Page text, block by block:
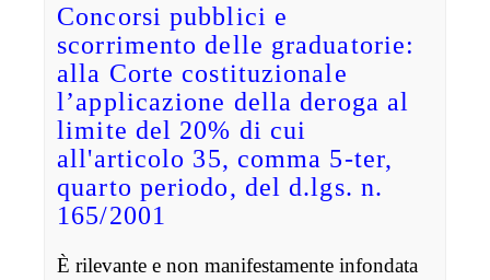
Concorsi pubblici e
scorrimento delle graduatorie:
alla Corte costituzionale
l’applicazione della deroga al
limite del 20% di cui
all'articolo 35, comma 5-ter,
quarto periodo, del d.lgs. n.
165/2001
È rilevante e non manifestamente infondata